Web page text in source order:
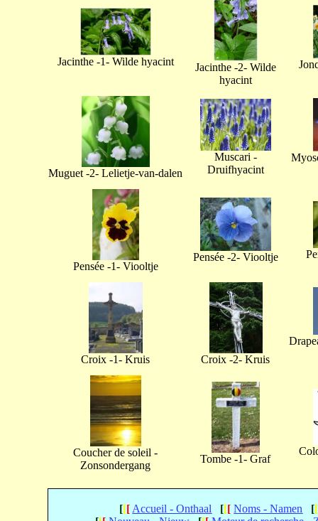
Jacinthe -1- Wilde hyacint
Jacinthe -2- Wilde
hyacint
Muguet -2- Lelietje-van-dalen
Muscari -
Druifhyacint
Pensée -1- Viooltje
Pensée -2- Viooltje
Croix -1- Kruis Croix -2- Kruis
Coucher de soleil -
Zonsondergang
Tombe -1- Graf
[[[ Accueil - Onthaal [[[ Noms - Namen [[